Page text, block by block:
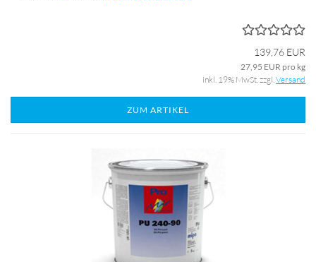
139,76 EUR
27,95 EUR pro kg
inkl. 19% MwSt. zzgl.Versand
ZUM ARTIKEL